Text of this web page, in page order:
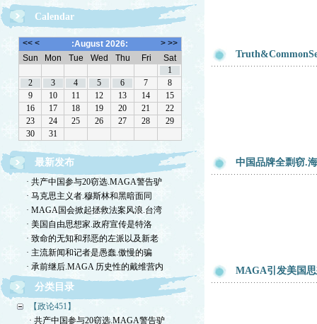
Calendar
最新发布
· 共产中国参与20窃选.MAGA警告驴
· 马克思主义者.穆斯林和黑暗面同
· MAGA国会掀起拯救法案风浪.台湾
· 美国自由思想家.政府宣传是特洛
· 致命的无知和邪恶的左派以及新老
· 主流新闻和记者是愚蠢.傲慢的骗
· 承前继后.MAGA 历史性的戴维营内
分类目录
【政论451】
· 共产中国参与20窃选.MAGA警告驴
中国品牌全剽窃.
MAGA引发美国